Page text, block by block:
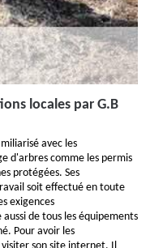
locales par G.B
avec les
d'arbres comme les permis
protégées. Ses
soit effectué en toute
exigences
de tous les équipements
Pour avoir les